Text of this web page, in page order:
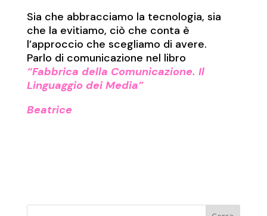
Sia che abbracciamo la tecnologia, sia
che la evitiamo, ciò che conta è
l’approccio che scegliamo di avere.
Parlo di comunicazione nel libro
“Fabbrica della Comunicazione. Il
Linguaggio dei Media”
Beatrice